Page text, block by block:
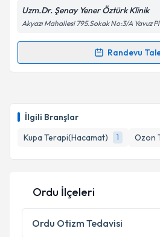
İlgili Branşlar
Kupa Terapi(Hacamat)
1 Ozon
Uzm.Dr. Şenay Yener Öztürk Klinik
Akyazı Mahallesi 795.Sokak No:3/A Yavuz
Randevu
Randevu Takvimi Talebi
için bir takvim hazırlandığında
bilgilendireceğiz.
E-posta Adresiniz
Kişisel verilerimin
Metni'ni okudum ve kişisel
Ordu İlçeleri
Ordu Otizm Tedavisi